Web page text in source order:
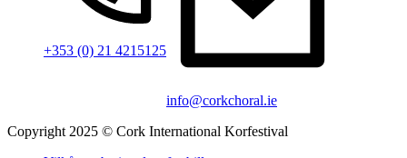
+353 (0) 21 4215125
info@corkchoral.ie
Copyright 2025 © Cork International Korfestival